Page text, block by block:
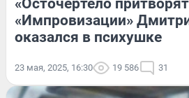
«Осточертело
«Импровизации»
оказался в психушке
23 мая, 2025, 16:30 19 586 31